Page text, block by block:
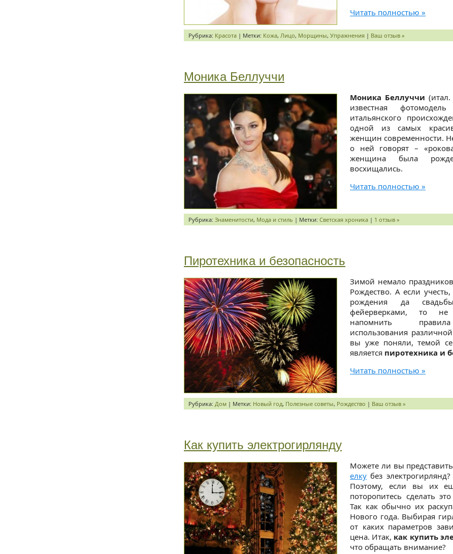
Читать полностью »
Рубрика: Красота | Метки: Кожа, Лицо, Морщины, Упражнения | Ваш отзыв »
Моника Беллуччи
Моника Беллуччи
известная
итальянского
одной из самых
женщин современности.
о ней говорят –
женщина была
восхищались.
Читать полностью »
Рубрика: Знаменитости, Мода и стиль | Метки: Светская хроника | 1 отзыв »
Пиротехника и безопасность
Зимой немало
Рождество. А если
рождения да
фейерверками, то
напомнить
использования
вы уже поняли, темой
является пиротехника и
Читать полностью »
Рубрика: Дом | Метки: Новый год, Полезные советы, Рождество | Ваш отзыв »
Как купить электрогирлянду
Можете ли вы
елку без
Поэтому, если вы их
поторопитесь сделать
Так как обычно их
Нового года. Выбирая
от каких параметров
цена. Итак, как купить
что обращать внимание?